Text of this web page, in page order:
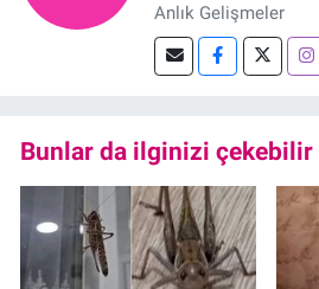
Anlık Gelişmeler
Bunlar da ilginizi çekebilir